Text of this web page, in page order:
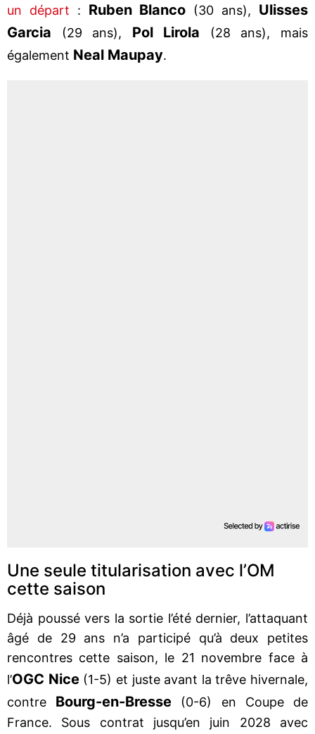
un départ : Ruben Blanco (30 ans), Ulisses
Garcia (29 ans), Pol Lirola (28 ans), mais
également Neal Maupay.
Une seule titularisation avec l’OM
cette saison
Déjà poussé vers la sortie l’été dernier, l’attaquant
âgé de 29 ans n’a participé qu’à deux petites
rencontres cette saison, le 21 novembre face à
l’OGC Nice(1-5) et juste avant la trêve hivernale,
contre Bourg-en-Bresse (0-6) en Coupe de
France. Sous contrat jusqu’en juin 2028 avec